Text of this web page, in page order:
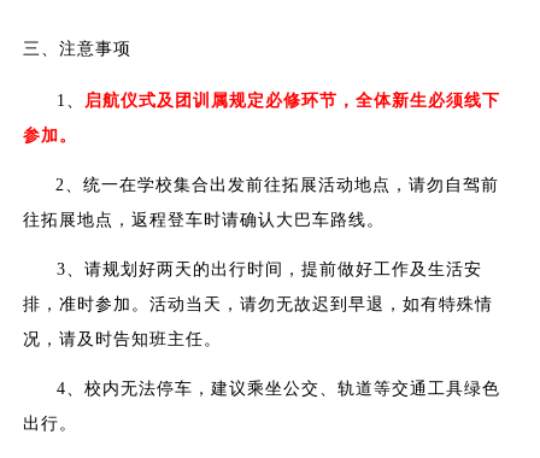
三、注意事项
1、
启航仪式及团训属规定必修环节，全体新生必须线下
参加。
2、统一在学校集合出发前往拓展活动地点，请勿自驾前
往拓展地点，返程登车时请确认大巴车路线。
3、请规划好两天的出行时间，提前做好工作及生活安
排，准时参加。活动当天，请勿无故迟到早退，如有特殊情
况，请及时告知班主任。
4、校内无法停车，建议乘坐公交、轨道等交通工具绿色
出行。